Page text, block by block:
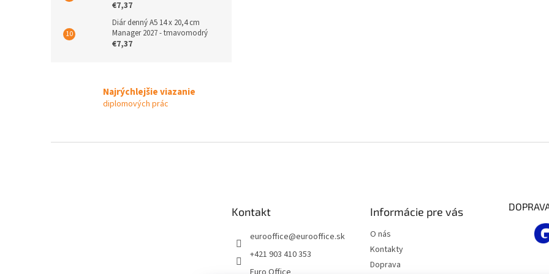
€7,37
Diár denný A5 14 x 20,4 cm
Manager 2027 - tmavomodrý
€7,37
Najrýchlejšie viazanie
diplomových prác
Kontakt
eurooffice@eurooffice.sk
+421 903 410 353
Informácie pre vás
O nás
Kontakty
Doprava